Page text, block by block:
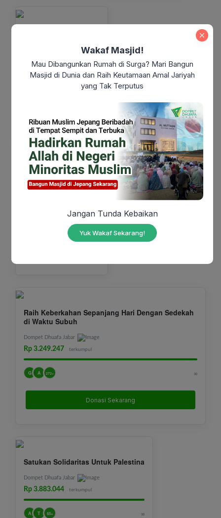
∞
Sedekah Jumat
Dompet Dhuafa Jabar
∞
Raih Keberkahan Sepanjang Hari Dengan Sedekah
di Waktu Subuh
Dompet Dhuafa Jabar
Rp 3.249.247 terkumpul
G A 272+ ∞
Donasi Sekarang
Satukan Solidaritas Untuk Palestina
Dompet Dhuafa Jabar
Rp 3.883.044 terkumpul
A T 65+ ∞
Wakaf Masjid!
Mau Dibangunkan Rumah di Surga? Mari Bangun
Masjid di Dunia dan Raih Keutamaan Amal Jariyah
yang Tak Terputus
Jangan Tunda Kebaikan
Yuk Wakaf Sekarang!